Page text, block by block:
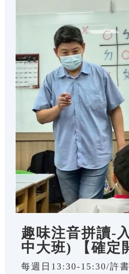
趣味注音拼讀-
中大班) 【確定
每週日13:30-15:30/許